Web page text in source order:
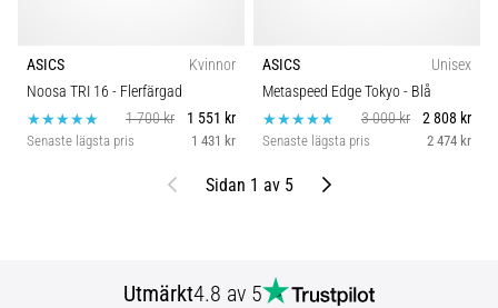
ASICS
Kvinnor
Noosa TRI 16 - Flerfärgad
1 700 kr
1 551 kr
Senaste lägsta pris 1 431 kr
ASICS
Unisex
Metaspeed Edge Tokyo- Blå
3 000 kr
2 808 kr
Senaste lägsta pris 2 474 kr
Föregående
Sidan 1 av 5 Nästa
Utmärkt4.8 av 5